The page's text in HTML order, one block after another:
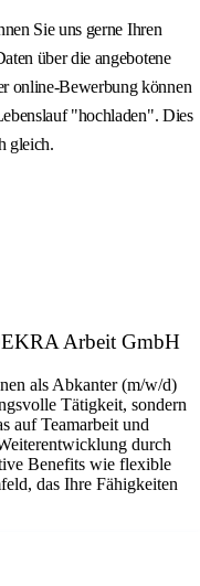
Sie uns gerne Ihren
über die angebotene
online-Bewerbung können
"hochladen". Dies
gleich.
Arbeit GmbH
als Abkanter (m/w/d)
Tätigkeit, sondern
auf Teamarbeit und
durch
Benefits wie flexible
das Ihre Fähigkeiten